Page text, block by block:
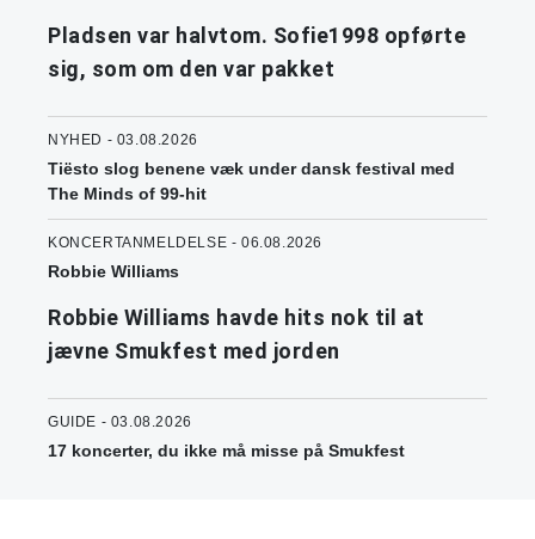
Pladsen var halvtom. Sofie1998 opførte
sig, som om den var pakket
NYHED - 03.08.2026
Tiësto slog benene væk under dansk festival med
The Minds of 99-hit
KONCERTANMELDELSE - 06.08.2026
Robbie Williams
Robbie Williams havde hits nok til at
jævne Smukfest med jorden
GUIDE - 03.08.2026
17 koncerter, du ikke må misse på Smukfest